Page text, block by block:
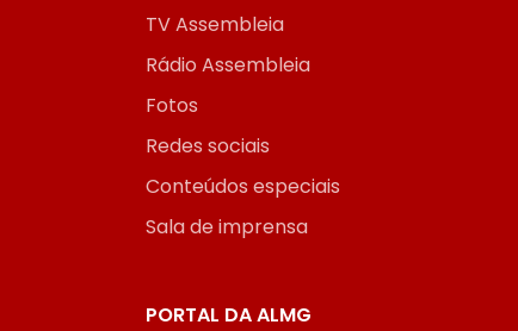
TV Assembleia
Rádio Assembleia
Fotos
Redes sociais
Conteúdos especiais
Sala de imprensa
PORTAL DA ALMG